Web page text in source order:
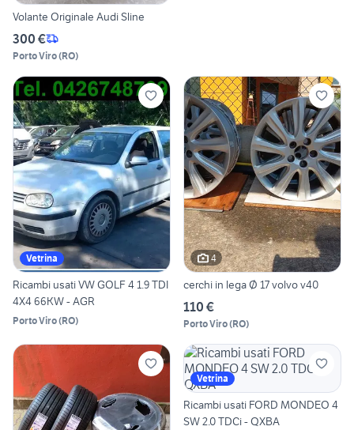
Volante Originale Audi Sline
300 €
Porto Viro(RO)
Vetrina
Ricambi usati VW GOLF 4 1.9 TDI
4X4 66KW - AGR
Porto Viro(RO)
4
cerchi in lega Ø 17 volvo v40
110 €
Porto Viro(RO)
Vetrina
Ricambi usati FORD MONDEO 4
SW 2.0 TDCi - QXBA